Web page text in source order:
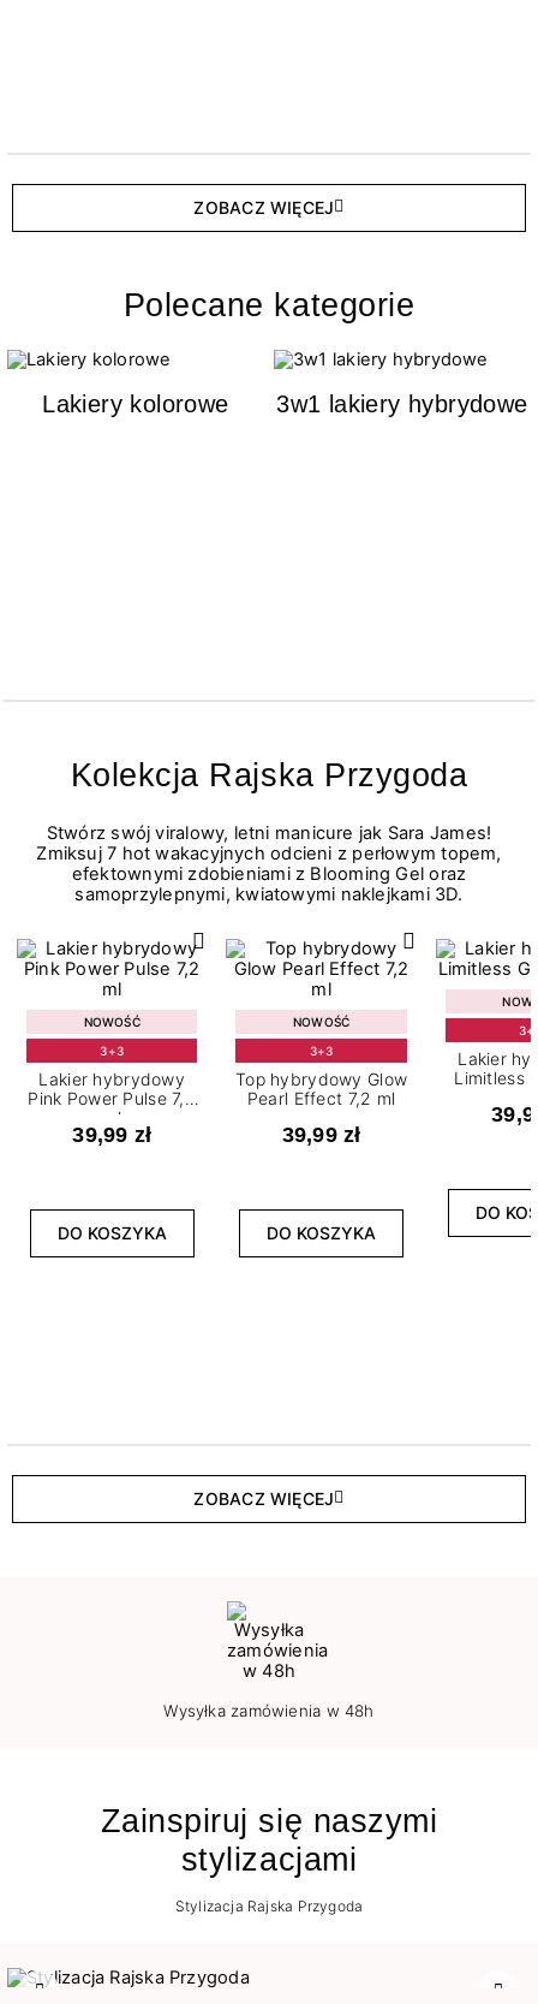
ZOBACZ WIĘCEJ
Polecane kategorie
Lakiery kolorowe 3w1 lakiery hybrydowe
Kolekcja Rajska Przygoda
Stwórz swój viralowy, letni manicure jak Sara James!
Zmiksuj 7 hot wakacyjnych odcieni z perłowym topem,
efektownymi zdobieniami z Blooming Gel oraz
samoprzylepnymi, kwiatowymi naklejkami 3D.
NOWOŚĆ
3+3
Lakier hybrydowy
Pink Power Pulse 7,2
ml
39,99 zł
DO KOSZYKA
NOWOŚĆ
3+3
Top hybrydowy Glow
Pearl Effect 7,2 ml
39,99 zł
DO KOSZYKA
Lakier
Limitless
DO
ZOBACZ WIĘCEJ
Wysyłka zamówienia w 48h
Zainspiruj się naszymi
stylizacjami
Stylizacja Rajska Przygoda